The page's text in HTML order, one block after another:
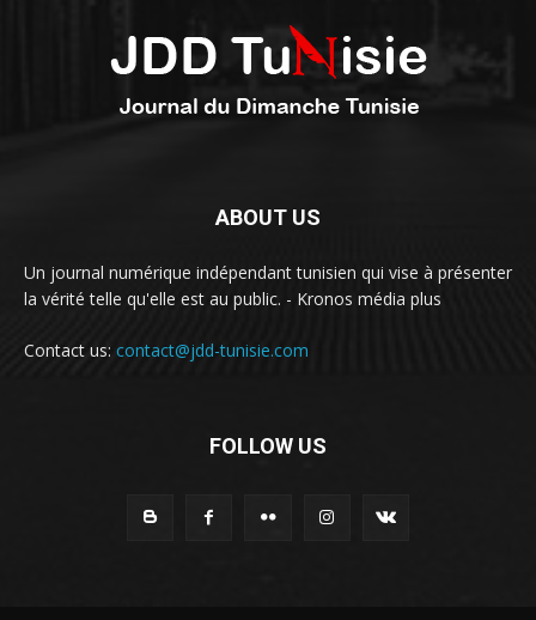
ABOUT US
Un journal numérique indépendant tunisien qui vise à présenter
la vérité telle qu'elle est au public. - Kronos média plus
Contact us: contact@jdd-tunisie.com
FOLLOW US